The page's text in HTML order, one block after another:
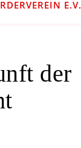
E.V.
der